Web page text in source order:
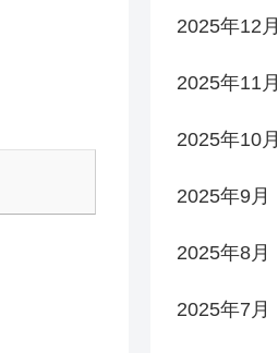
2025年12月
2025年11月
2025年10月
2025年9月
2025年8月
2025年7月